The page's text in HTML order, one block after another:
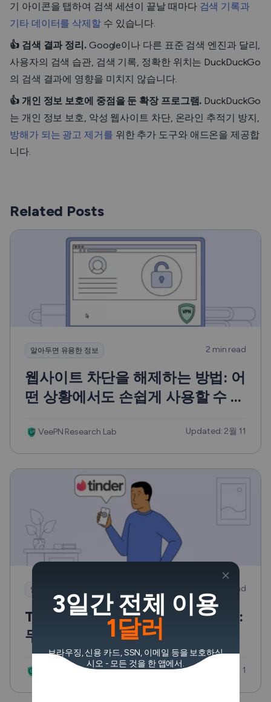
기 아이콘을 탭하여 검색 세션이 끝날 때마다 검색 기록과
기타 데이터를 삭제할수 있습니다.
👍 검색 결과 정리. Google이나 다른 표준 검색 엔진과 달리,
사용자의 검색 습관, 검색 기록, 정확한 위치는 DuckDuckGo
의 검색 결과에 영향을 미치지 않습니다.
👍 개인 정보 보호에 중점을 둔 확장 프로그램. DuckDuckGo
는 개인 정보 보호, 악성 웹사이트 차단, 온라인 추적기 방지,
방해가 되는 광고 제거를 위한 추가 도구와 애드온을 제공합
니다.
Related Posts
알아두면 유용한 정보 2 min read
웹사이트 차단을 해제하는 방법: 어
떤 상황에서도 손쉽게 사용할 수 있
VeePN Research Lab Updated: 2월 11
알아두면 유용한 정보 1 min read
Tinder에서 차단을 해제하는 방법:
두 가지 방법
VeePN Research Lab Updated: 5월 1
3일간 전체 이용
1달러
브라우징, 신용 카드, SSN, 이메일 등을 보호하십
시오 - 모든 것을 한 앱에서.